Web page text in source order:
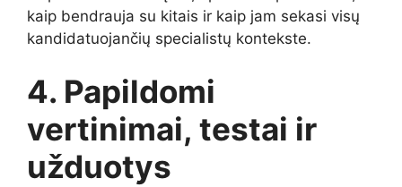
kaip bendrauja su kitais ir kaip jam sekasi visų
kandidatuojančių specialistų kontekste.
4. Papildomi
vertinimai, testai ir
užduotys